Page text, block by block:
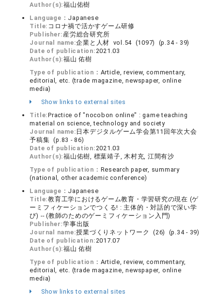
Author(s):福山佑樹
Language： Japanese
Title: コロナ禍で活かすゲーム研修
Publisher: 産労総合研究所
Journal name:企業と人材 vol.54 (1097) (p.34 - 39)
Date of publication: 2021.03
Author(s):福山 佑樹
Type of publication： Article, review, commentary,
editorial, etc. (trade magazine, newspaper, online
media)
Show links to external sites
Title:Practice of "nocobon online" : game teaching
material on science, technology and society
Journal name: 日本デジタルゲーム学会第11回年次大会
予稿集 (p.83 - 86)
Date of publication: 2021.03
Author(s):福山佑樹, 標葉靖子, 木村充, 江間有沙
Type of publication： Research paper, summary
(national, other academic conference)
Language： Japanese
Title:教育工学におけるゲーム教育・学習研究の現在 (ゲ
ーミフィケーションでつくる! : 主体的・対話的で深い学
び) -- (教師のためのゲーミフィケーション入門)
Publisher:学事出版
Journal name:授業づくりネットワーク (26) (p.34 - 39)
Date of publication: 2017.07
Author(s):福山 佑樹
Type of publication： Article, review, commentary,
editorial, etc. (trade magazine, newspaper, online
media)
Show links to external sites